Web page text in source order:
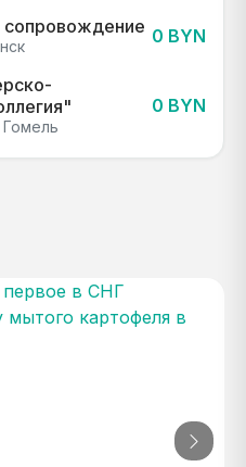
сопровождение 0 BYN
0 BYN